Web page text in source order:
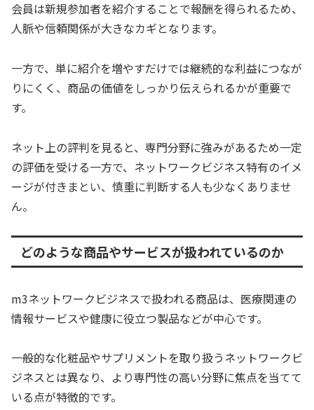
会員は新規参加者を紹介することで報酬を得られるため、
人脈や信頼関係が大きなカギとなります。
一方で、単に紹介を増やすだけでは継続的な利益につなが
りにくく、商品の価値をしっかり伝えられるかが重要で
す。
ネット上の評判を見ると、専門分野に強みがあるため一定
の評価を受ける一方で、ネットワークビジネス特有のイメ
ージが付きまとい、慎重に判断する人も少なくありませ
ん。
どのような商品やサービスが扱われているのか
m3ネットワークビジネスで扱われる商品は、医療関連の
情報サービスや健康に役立つ製品などが中心です。
一般的な化粧品やサプリメントを取り扱うネットワークビ
ジネスとは異なり、より専門性の高い分野に焦点を当てて
いる点が特徴的です。